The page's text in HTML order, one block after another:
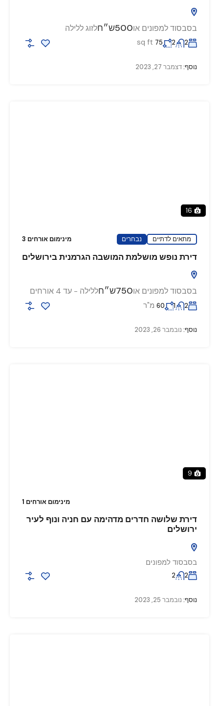
בסבסוד למפונים או500ש״ח לזוג ללילה
2
2
75
sq ft
נוסף:דצמבר 27, 2023
16
מתאים לדתיים נבחרים מינימום אורחים 3
דירת נופש מושלמת המושבה הגרמנית בירושלים
בסבסוד למפונים או750ש״ח ללילה - עד 4 אורחים
2
1
60 מ"ר
נוסף: נובמבר 26, 2023
9
מינימום אורחים 1
דירת שלושה חדרים מדהימה עם חניה ונוף לעיר
ירושלים
בסבסוד למפונים
2
2
נוסף: נובמבר 25, 2023